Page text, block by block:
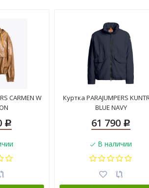
CARMEN W
Р
Куртка PARAJUMPERS
BLUE NAVY
61 790 Р
В наличии